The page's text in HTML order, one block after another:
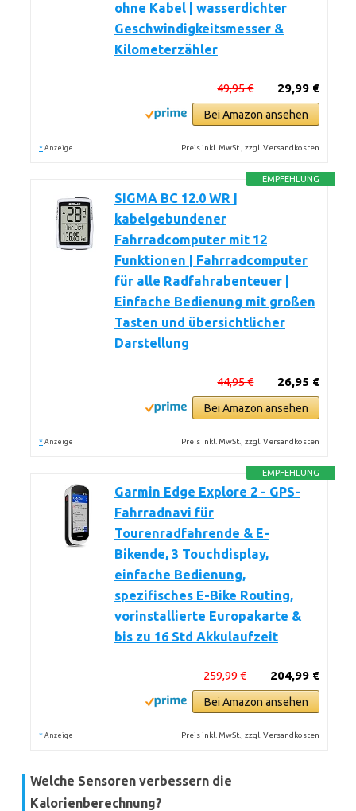
ohne Kabel | wasserdichter
Geschwindigkeitsmesser &
Kilometerzähler
29,99 €
49,95 €
Bei Amazon ansehen
* Anzeige Preis inkl. MwSt., zzgl. Versandkosten
EMPFEHLUNG
SIGMA BC 12.0 WR |
kabelgebundener
Fahrradcomputer mit 12
Funktionen | Fahrradcomputer
für alle Radfahrabenteuer |
Einfache Bedienung mit großen
Tasten und übersichtlicher
Darstellung
26,95 €
44,95 €
Bei Amazon ansehen
* Anzeige Preis inkl. MwSt., zzgl. Versandkosten
EMPFEHLUNG
Garmin Edge Explore 2 - GPS-
Fahrradnavi für
Tourenradfahrende & E-
Bikende, 3 Touchdisplay,
einfache Bedienung,
spezifisches E-Bike Routing,
vorinstallierte Europakarte &
bis zu 16 Std Akkulaufzeit
204,99 €
259,99 €
Bei Amazon ansehen
* Anzeige Preis inkl. MwSt., zzgl. Versandkosten
Welche Sensoren verbessern die
Kalorienberechnung?